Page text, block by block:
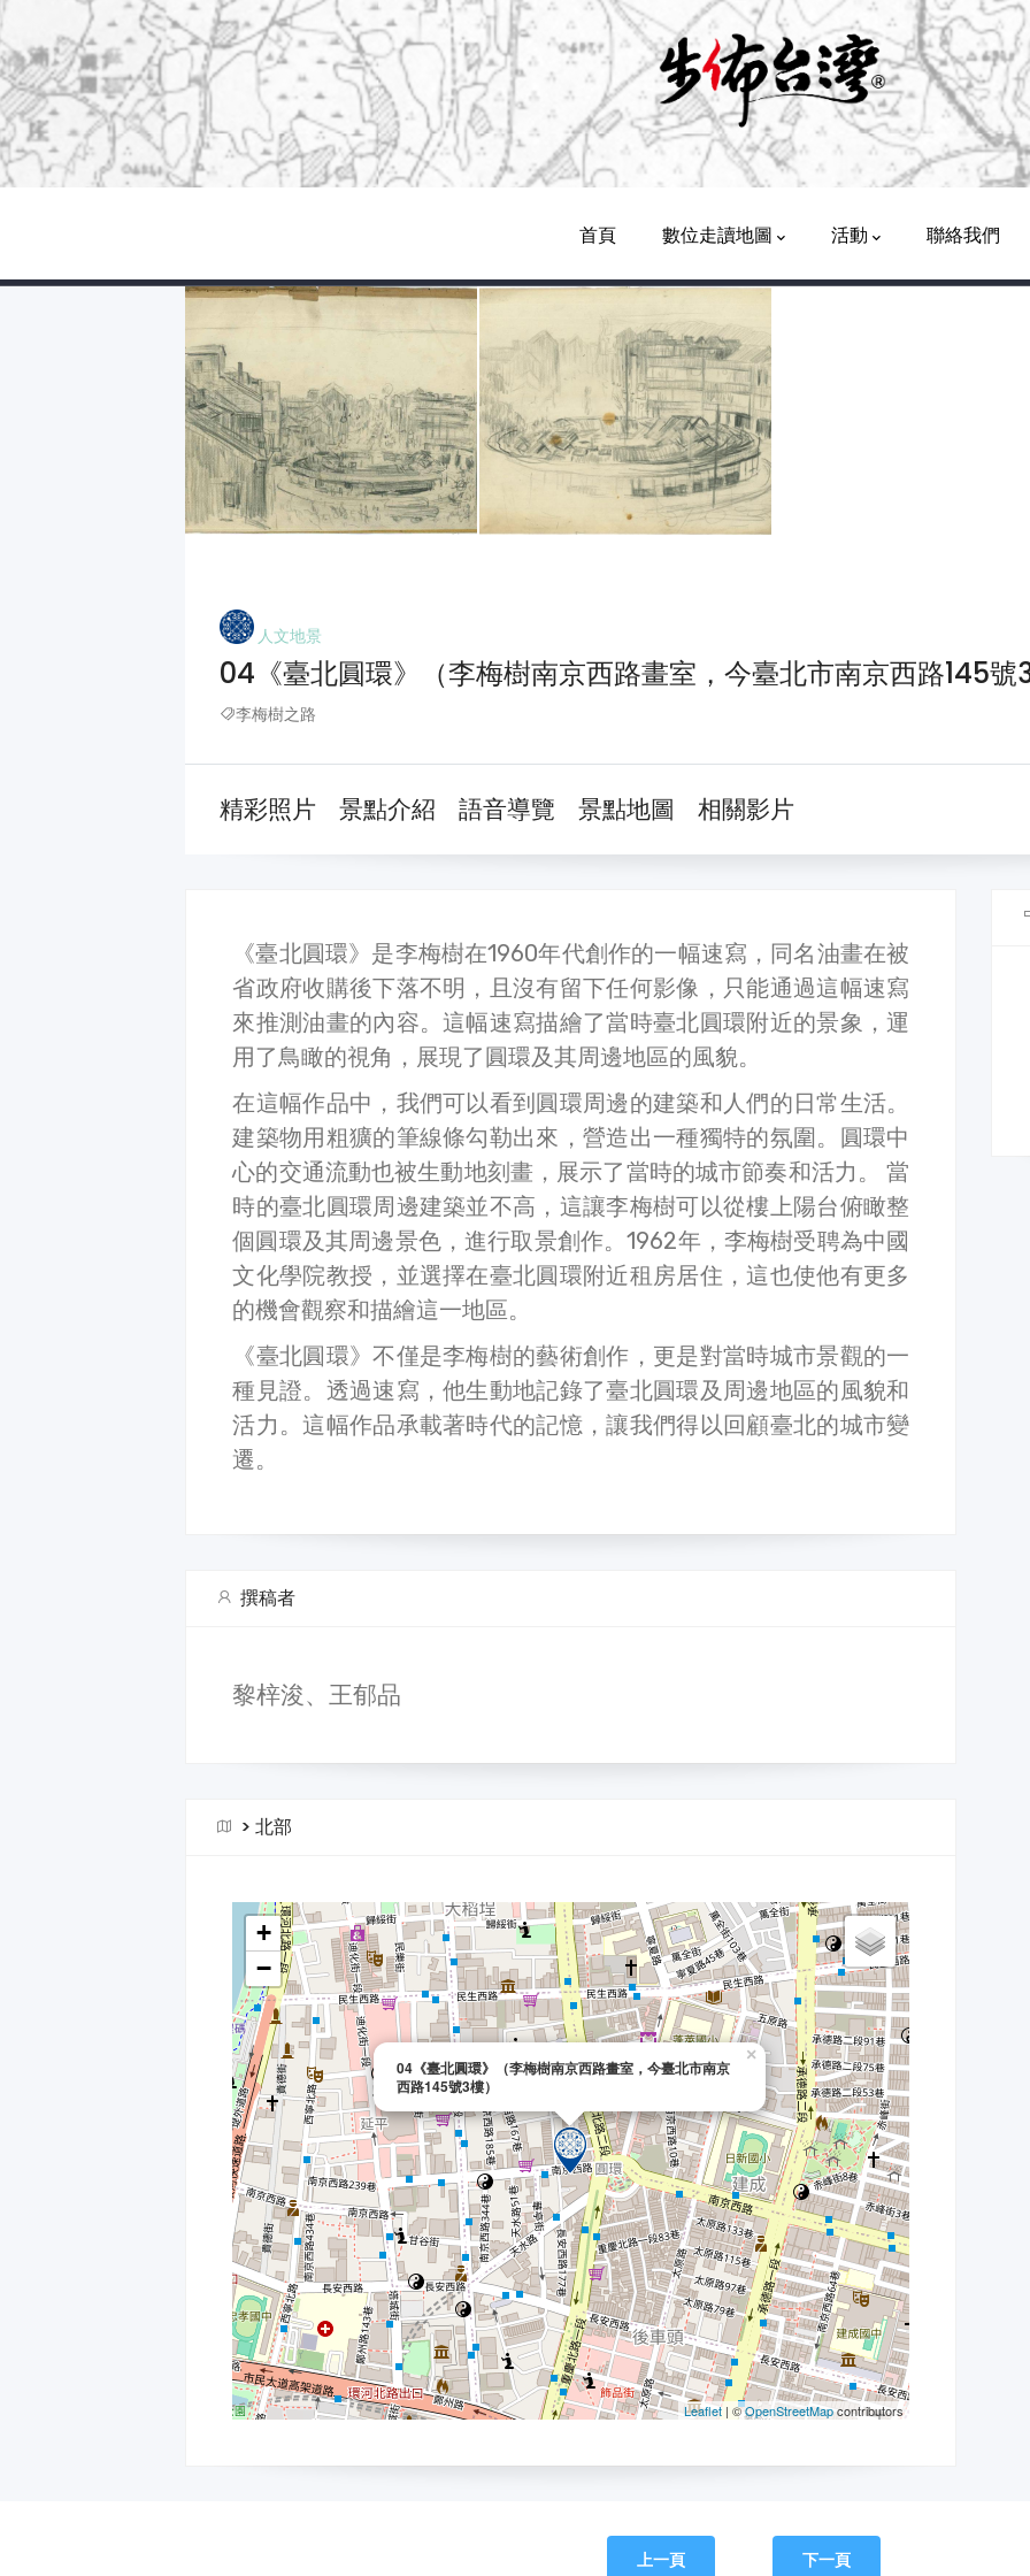
Navigation
首頁 數位走讀地圖 活動 聯絡我們
人文地景
04《臺北圓環》（李梅樹南京西路畫室，今臺北市南京西路145號
李梅樹之路
精彩照片 景點介紹 語音導覽 景點地圖 相關影片
《臺北圓環》是李梅樹在1960年代創作的一幅速寫，同名油畫在被
省政府收購後下落不明，且沒有留下任何影像，只能通過這幅速寫
來推測油畫的內容。這幅速寫描繪了當時臺北圓環附近的景象，運
用了鳥瞰的視角，展現了圓環及其周邊地區的風貌。
在這幅作品中，我們可以看到圓環周邊的建築和人們的日常生活。
建築物用粗獷的筆線條勾勒出來，營造出一種獨特的氛圍。圓環中
心的交通流動也被生動地刻畫，展示了當時的城市節奏和活力。 當
時的臺北圓環周邊建築並不高，這讓李梅樹可以從樓上陽台俯瞰整
個圓環及其周邊景色，進行取景創作。1962年，李梅樹受聘為中國
文化學院教授，並選擇在臺北圓環附近租房居住，這也使他有更多
的機會觀察和描繪這一地區。
《臺北圓環》不僅是李梅樹的藝術創作，更是對當時城市景觀的一
種見證。透過速寫，他生動地記錄了臺北圓環及周邊地區的風貌和
活力。這幅作品承載著時代的記憶，讓我們得以回顧臺北的城市變
遷。
撰稿者
黎梓浚、王郁品
>北部
上一頁 下一頁